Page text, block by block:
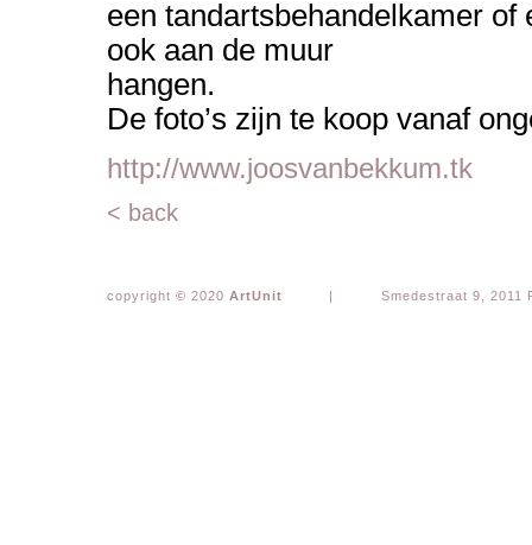
een tandartsbehandelkamer
ook aan de muur
hangen.
De foto’s zijn te koop vanaf
http://www.joosvanbekkum.tk
< back
copyright © 2020 ArtUnit | Smedestraat 9, 2011